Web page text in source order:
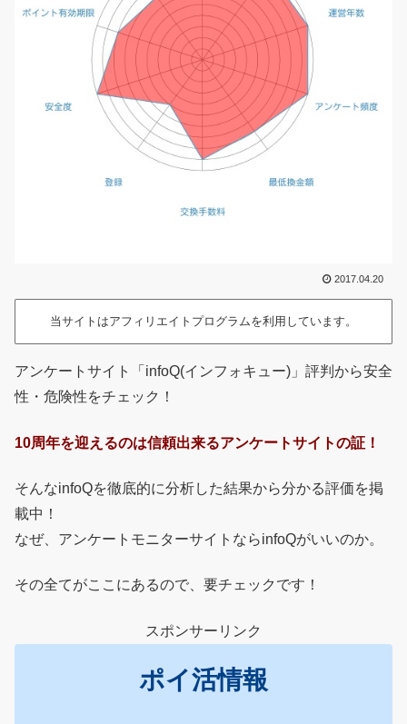
2017.04.20
当サイトはアフィリエイトプログラムを利用しています。
アンケートサイト「infoQ(インフォキュー)」評判から安全
性・危険性をチェック！
10周年を迎えるのは信頼出来るアンケートサイトの証！
そんなinfoQを徹底的に分析した結果から分かる評価を掲
載中！
なぜ、アンケートモニターサイトならinfoQがいいのか。
その全てがここにあるので、要チェックです！
スポンサーリンク
ポイ活情報